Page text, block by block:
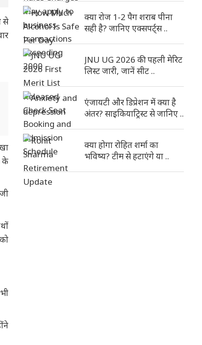
से
के
क्या रोज 1-2 पैग शराब पीना
सही है? जानिए एक्सपर्ट्स ..
JNU UG 2026 की पहली मेरिट
लिस्ट जारी, जानें सीट ..
एंजायटी और डिप्रेशन में क्या है
अंतर? साइकियाट्रिस्ट से जानिए ..
क्या होगा रोहित शर्मा का
भविष्य? टीम से हटाएंगे या ..